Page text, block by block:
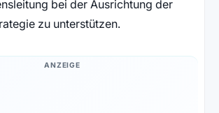
bei der Ausrichtung der
zu unterstützen.
ANZEIGE